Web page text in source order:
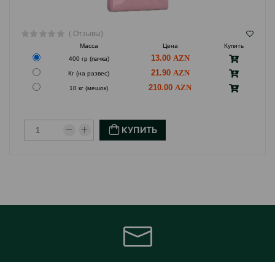
( Отзывы)
Масса Цена
Купить
400 гр (пачка)
13.00
Кг (на развес) 21.90
10 кг (мешок) 210.00
КУПИТЬ